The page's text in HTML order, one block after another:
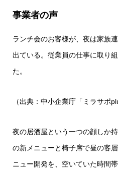
事業者の声
ランチ会のお客様が、夜は家族
出ている。従業員の仕事に取り
た。
（出典：中小企業庁「ミラサポ
夜の居酒屋という一つの顔しか
の新メニューと椅子席で昼の客
ニュー開発を、空いていた時間